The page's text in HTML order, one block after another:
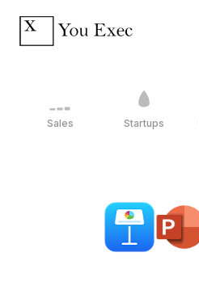
Sales Startups